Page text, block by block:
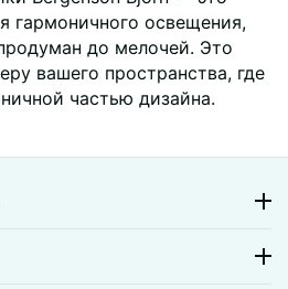
гармоничного освещения,
до мелочей. Это
вашего пространства, где
частью дизайна.